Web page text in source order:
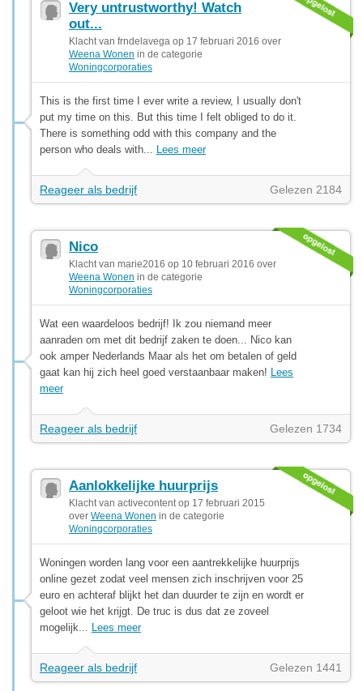
Very untrustworthy! Watch
out...
Klacht van frndelavega op 17 februari 2016 over
Weena Wonen in de categorie
Woningcorporaties
This is the first time I ever write a review, I usually don't
put my time on this. But this time I felt obliged to do it.
There is something odd with this company and the
person who deals with... Lees meer
Reageer als bedrijf Gelezen 2184
Nico
Klacht van marie2016 op 10 februari 2016 over
Weena Wonen in de categorie
Woningcorporaties
Wat een waardeloos bedrijf! Ik zou niemand meer
aanraden om met dit bedrijf zaken te doen... Nico kan
ook amper Nederlands Maar als het om betalen of geld
gaat kan hij zich heel goed verstaanbaar maken! Lees
meer
Reageer als bedrijf Gelezen 1734
Aanlokkelijke huurprijs
Klacht van activecontent op 17 februari 2015
over Weena Wonen in de categorie
Woningcorporaties
Woningen worden lang voor een aantrekkelijke huurprijs
online gezet zodat veel mensen zich inschrijven voor 25
euro en achteraf blijkt het dan duurder te zijn en wordt er
geloot wie het krijgt. De truc is dus dat ze zoveel
mogelijk... Lees meer
Reageer als bedrijf Gelezen 1441